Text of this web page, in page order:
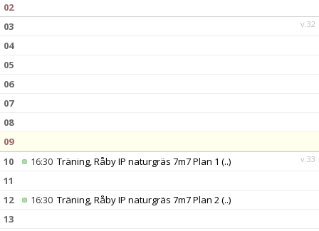
INTRESSEANMÄLAN
02
v.32
03
04
05
06
07
08
09
v.33
10 16:30 Träning, Råby IP naturgräs 7m7 Plan 1 (..)
11
12
16:30 Träning, Råby IP naturgräs 7m7 Plan 2(..)
13